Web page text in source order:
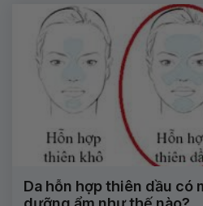
Da hỗn hợp thiên dầu có